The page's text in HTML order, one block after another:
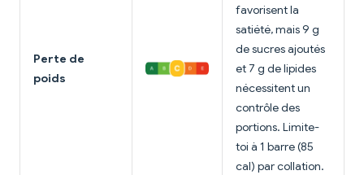
Perte de
poids
favorisent la
satiété, mais 9 g
de sucres ajoutés
et 7 g de lipides
nécessitent un
contrôle des
portions. Limite-
toi à 1 barre (85
cal) par collation.